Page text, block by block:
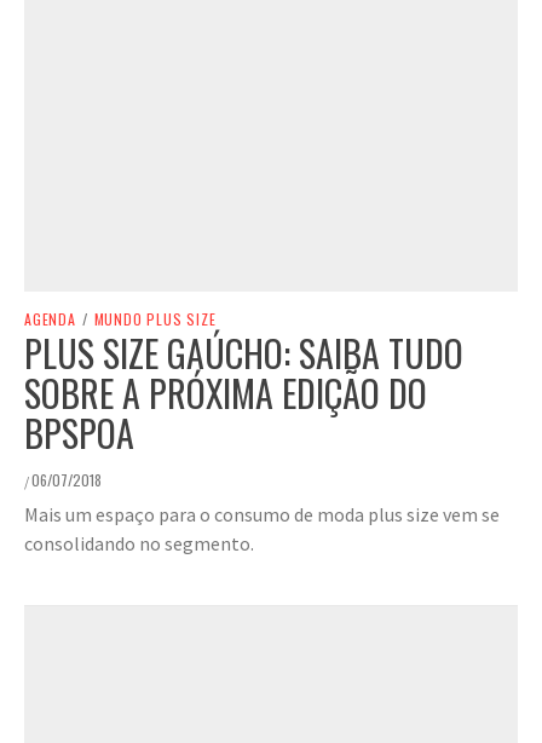
AGENDA / MUNDO PLUS SIZE
PLUS SIZE GAÚCHO: SAIBA TUDO
SOBRE A PRÓXIMA EDIÇÃO DO
BPSPOA
/06/07/2018
Mais um espaço para o consumo de moda plus size vem se
consolidando no segmento.